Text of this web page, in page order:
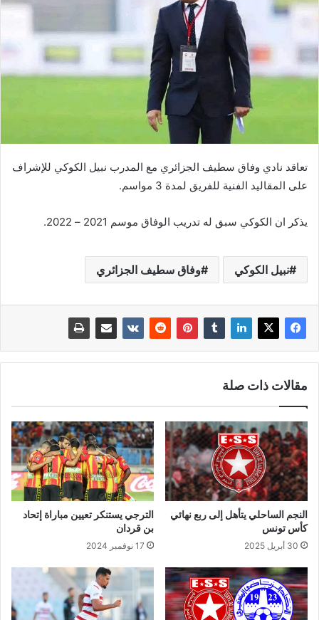
تعاقد نادي وفاق سطيف الجزائري مع المدرب نبيل الكوكي للإشراف
على المقاليد الفنية للفريق لمدة 3 مواسم.
يذكر ان الكوكي سبق له تدريب الوفاق موسم 2021 – 2022.
نبيل الكوكي وفاق سطيف الجزائري
مقالات ذات صلة
النجم الساحلي يتأهل إلى ربع نهائي
كأس تونس
30 أبريل 2025
الترجي يستنكر تعيين مباراة إتحاد
بن قردان
17 نوفمبر 2024